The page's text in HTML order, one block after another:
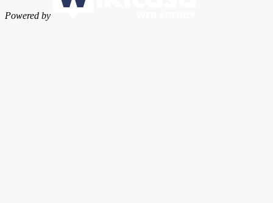
Powered by